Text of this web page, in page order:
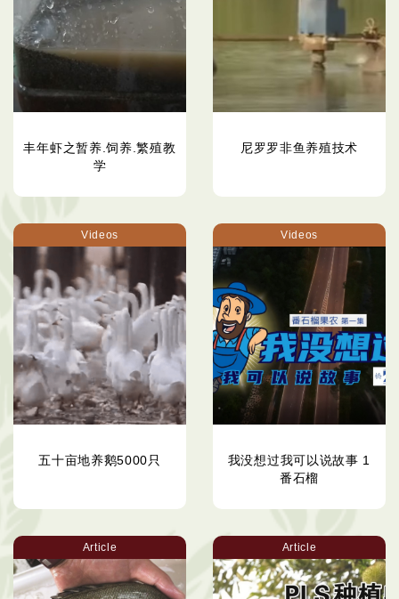
丰年虾之暂养.饲养.繁殖教
学
尼罗罗非鱼养殖技术
Videos
五十亩地养鹅5000只
Videos
我没想过我可以说故事 1
番石榴
Article Article